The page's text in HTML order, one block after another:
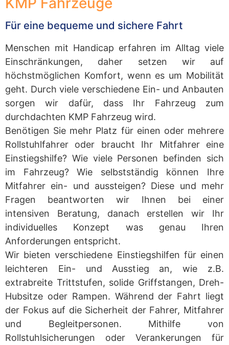
Für eine bequeme und sichere Fahrt
Menschen mit Handicap erfahren im Alltag viele
Einschränkungen, daher setzen wir auf
höchstmöglichen Komfort, wenn es um Mobilität
geht. Durch viele verschiedene Ein- und Anbauten
sorgen wir dafür, dass Ihr Fahrzeug zum
durchdachten KMP Fahrzeug wird.
Benötigen Sie mehr Platz für einen oder mehrere
Rollstuhlfahrer oder braucht Ihr Mitfahrer eine
Einstiegshilfe? Wie viele Personen befinden sich
im Fahrzeug? Wie selbstständig können Ihre
Mitfahrer ein- und aussteigen? Diese und mehr
Fragen beantworten wir Ihnen bei einer
intensiven Beratung, danach erstellen wir Ihr
individuelles Konzept was genau Ihren
Anforderungen entspricht.
Wir bieten verschiedene Einstiegshilfen für einen
leichteren Ein- und Ausstieg an, wie z.B.
extrabreite Trittstufen, solide Griffstangen, Dreh-
Hubsitze oder Rampen. Während der Fahrt liegt
der Fokus auf die Sicherheit der Fahrer, Mitfahrer
und Begleitpersonen. Mithilfe von
Rollstuhlsicherungen oder Verankerungen für